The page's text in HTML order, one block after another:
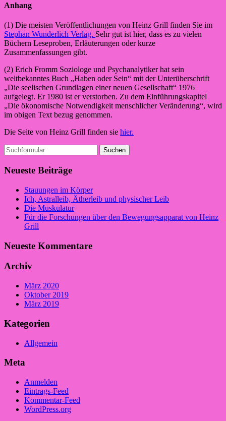
Anhang
(1) Die meisten Veröffentlichungen von Heinz Grill finden Sie im
Stephan Wunderlich Verlag. Sehr gut ist hier, dass es zu vielen
Büchern Leseproben, Erläuterungen oder kurze
Zusammenfassungen gibt.
(2) Erich Fromm Soziologe und Psychanalytiker hat sein
weltbekanntes Buch „Haben oder Sein“ mit der Unterüberschrift
„Die seelischen Grundlagen einer neuen Gesellschaft“ 1976
aufgelegt. Er 1980 ist er verstorben. Zu dem Einführungskapitel
„Die ökonomische Notwendigkeit menschlicher Veränderung“, wird
im obigen Text bezug genommen.
Die Seite von Heinz Grill finden sie hier.
Suchen
nach:
Neueste Beiträge
Stauungen im Körper
Ich, Astralleib, Ätherleib und physischer Leib
Die Muskulatur
Für die Forschungen über den Bewegungsapparat von Heinz
Grill
Neueste Kommentare
Archiv
März 2020
Oktober 2019
März 2019
Kategorien
Allgemein
Meta
Anmelden
Eintrags-Feed
Kommentar-Feed
WordPress.org